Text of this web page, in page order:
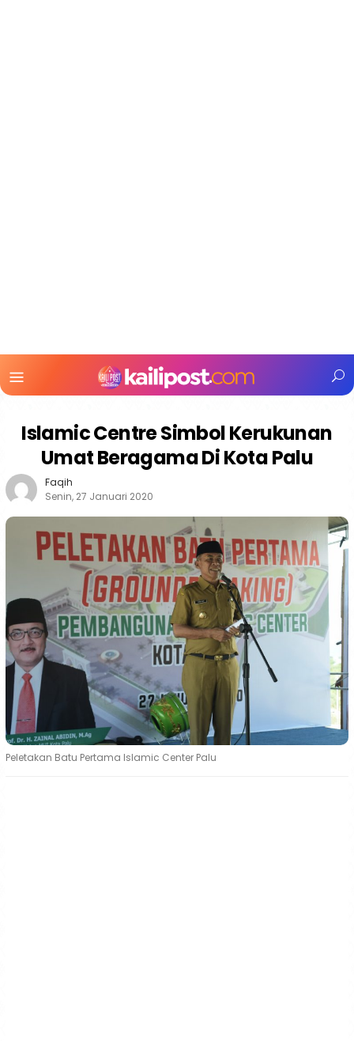
Mobile
Islamic Centre Simbol Kerukunan
Umat Beragama Di Kota Palu
Faqih
Senin, 27 Januari 2020
Peletakan Batu Pertama Islamic Center Palu